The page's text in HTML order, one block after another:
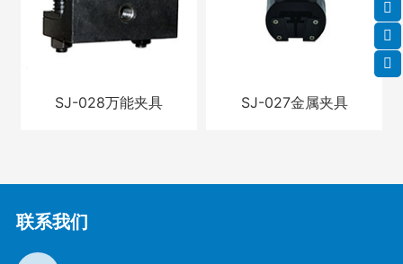
SJ-028万能夹具 SJ-027金属夹具
联系我们